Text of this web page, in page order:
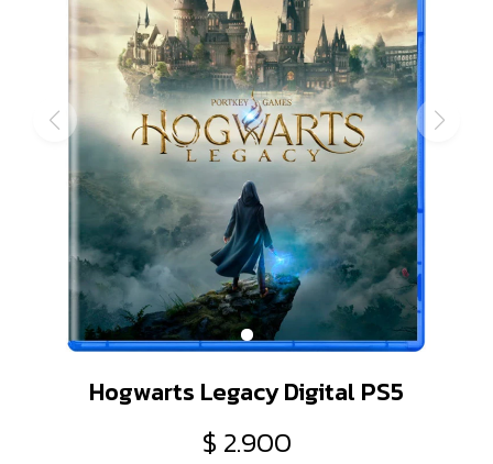
Hogwarts Legacy Digital PS5
$ 2.900
Consolas recertificadas
Juegos
Accesorios